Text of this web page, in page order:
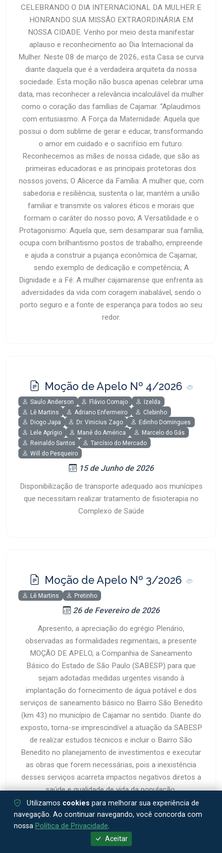
CELEBRANDO O DIA INTERNACIONAL DA MULHER E
HONRANDO SUA MISSÃO EXTRAORDINÁRIA EM
NOSSA CIDADE. Venho por meio desta manifestar
aplauso e reconhecimento ao Dia Internacional da
Mulher. Neste 08 de março de 2026, esta Casa se curva
diante daquela que é a verdadeira arquiteta da nossa
sociedade. Esta moção não busca apenas celebrar uma
data, mas reconhecer a relevância incalculável da mulher
como o coração das famílias de Cajamar. “Aplaudimos
com entusiasmo: A Força da Maternidade: Aquela que
possui o dom sublime de gerar e educar, transformando
o amor em cuidado e o sacrifício em futuro.
Reconhecemos as mães de nossa cidade, que são as
primeiras educadoras e as principais protetoras dos
nossos jovens; O Alicerce da Família: A mulher que, com
sabedoria e resiliência, sustenta o lar, mantém a união
familiar e transmite os valores éticos e morais que
formam o caráter do nosso povo; A Versatilidade e o
Protagonismo: Aquela que, sem desamparar sua família,
ocupa com brilhantismo postos de trabalho, empreende
e ajuda a construir a pujança econômica de Cajamar,
sendo exemplo de dedicação e competência; A
Dignidade e a Fé: A mulher cajamarense que enfrenta as
adversidades da vida com coragem inabalável, sendo o
porto seguro e a fonte de esperança para todos ao seu
redor.
Moção de Apelo Nº 4/2026
Saulo Anderson Flávio Comajo
Izelda
Lê Martins
Adriano Enfermeiro
Clebinho
Diogo Japa
Dr. Vinicius Zago
Edinho Domingues
Lele Aprígio
Mané do América
Marcelo do Gás
Reinaldo Santos
Tarcísio do Mercado
Will do Pesqueiro
15 de Junho de 2026
Disponibilização de transporte adequado aos munícipes
que necessitam realizar tratamento de fisioterapia no
Complexo de Saúde
Moção de Apelo Nº 3/2026
Lê Martins Pretinho
26 de Fevereiro de 2026
Apresento, a apreciação do egrégio Plenário,
observadas as formalidades regimentais, a presente
MOÇÃO DE APELO, a Companhia de Saneamento
Básico do Estado de São Paulo (SABESP) para que
sejam adotadas medidas urgentes visando à
implantação do fornecimento de água potável e dos
serviços de saneamento básico no Bairro São Benedito
(km 43) no município de Cajamar no sentido. Diante do
exposto, torna-se imprescindível a atuação da SABESP
de realizar estudos técnicos e incluir o Bairro São
Benedito no planejamento de investimentos e executar
as obras que forem necessárias, pois a inexistência
desses serviços acarreta impactos negativos diretos a
saúde e qualidade de vida da população.
Utilizamos cookies para melhorar sua experiência de
navegação. Ao continuar navegando, você concorda com
nossa Política de Privacidade.
Aceitar